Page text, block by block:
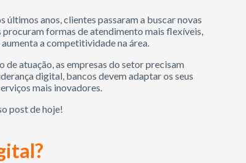
anos, clientes passaram a buscar novas
formas de atendimento mais flexíveis,
a competitividade na área.
de atuação, as empresas do setor precisam
digital, bancos devem adaptar os seus
mais inovadores.
post de hoje!